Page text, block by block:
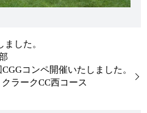
した。
コンペ開催いたしました。
ラークCC西コース